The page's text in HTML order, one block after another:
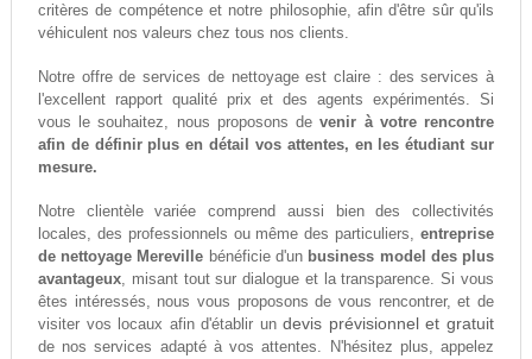
critères de compétence et notre philosophie, afin d'être sûr qu'ils
véhiculent nos valeurs chez tous nos clients.
Notre offre de services de nettoyage est claire : des services à
l'excellent rapport qualité prix et des agents expérimentés. Si
vous le souhaitez, nous proposons devenir à votre rencontre
afin de définir plus en détail vos attentes, en les étudiant sur
mesure.
Notre clientèle variée comprend aussi bien des collectivités
locales, des professionnels ou même des particuliers,entreprise
de nettoyage Mereville bénéficie d'un business model des plus
avantageux, misant tout sur dialogue et la transparence. Si vous
êtes intéressés, nous vous proposons de vous rencontrer, et de
visiter vos locaux afin d'établir undevis prévisionnel et gratuit
de nos services adapté à vos attentes. N'hésitez plus, appelez